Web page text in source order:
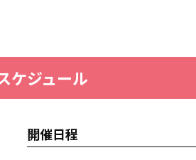
ケジュール
開催日程